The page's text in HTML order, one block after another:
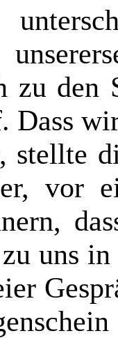
zu den
Dass
stellte
vor
uns